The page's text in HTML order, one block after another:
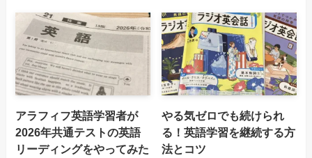
アラフィフ英語学習者が
2026年共通テストの英語
リーディングをやってみた
やる気ゼロでも続けられ
る！英語学習を継続する方
法とコツ